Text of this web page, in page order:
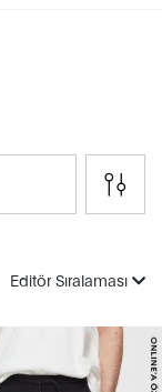
Editör Sıralaması